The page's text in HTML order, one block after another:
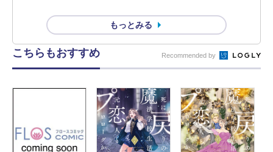
もっとみる
こちらもおすすめ Recommended by